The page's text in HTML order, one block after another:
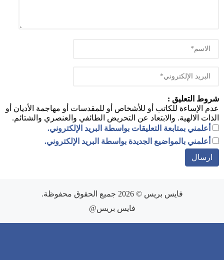
شروط التعليق :
عدم الإساءة للكاتب أو للأشخاص أو للمقدسات أو مهاجمة الأديان أو
الذات الالهية. والابتعاد عن التحريض الطائفي والعنصري والشتائم.
أعلمني بمتابعة التعليقات بواسطة البريد الإلكتروني.
أعلمني بالمواضيع الجديدة بواسطة البريد الإلكتروني.
فايس بريس © 2026 جميع الحقوق محفوظة.
فايس بريس@